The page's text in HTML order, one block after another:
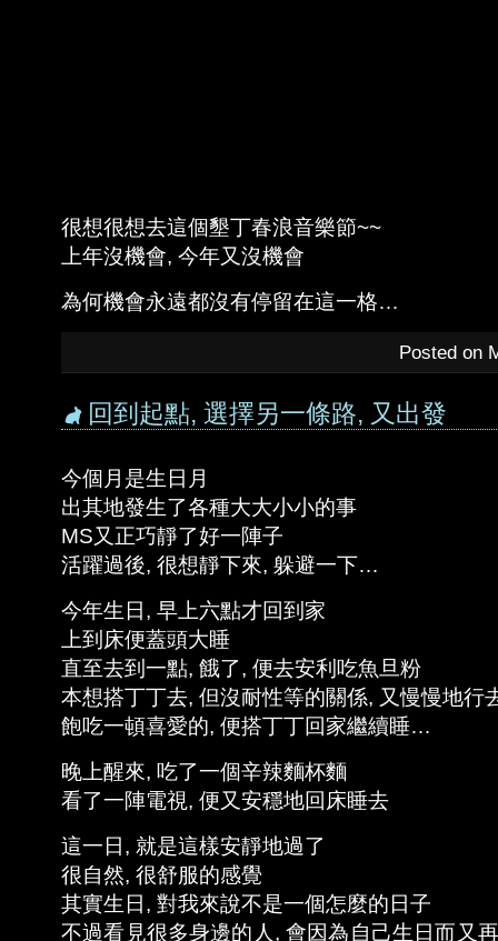
很想很想去這個墾丁春浪音樂節~~
上年沒機會, 今年又沒機會
為何機會永遠都沒有停留在這一格…
Posted on
回到起點, 選擇另一條路, 又出發
今個月是生日月
出其地發生了各種大大小小的事
MS又正巧靜了好一陣子
活躍過後, 很想靜下來, 躲避一下…
今年生日, 早上六點才回到家
上到床便蓋頭大睡
直至去到一點, 餓了, 便去安利吃魚旦粉
本想搭丁丁去, 但沒耐性等的關係, 又慢慢地行
飽吃一頓喜愛的, 便搭丁丁回家繼續睡…
晚上醒來, 吃了一個辛辣麵杯麵
看了一陣電視, 便又安穩地回床睡去
這一日, 就是這樣安靜地過了
很自然, 很舒服的感覺
其實生日, 對我來說不是一個怎麼的日子
不過看見很多身邊的人, 會因為自己生日而又